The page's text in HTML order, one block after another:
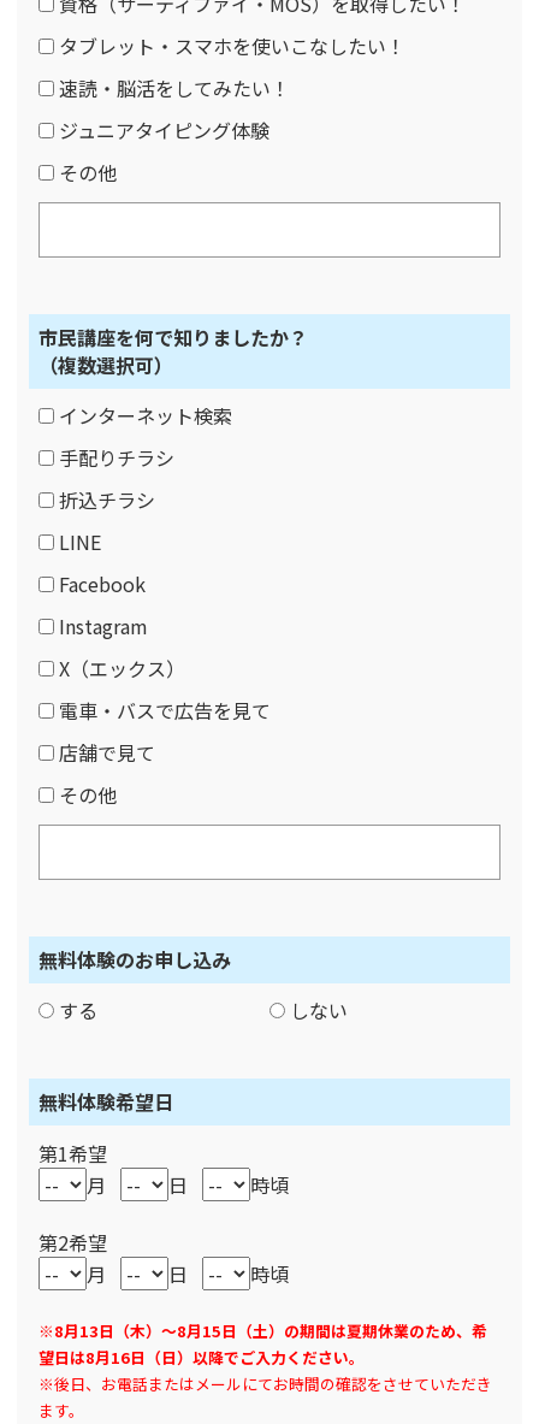
タブレット・スマホを使いこなしたい！
速読・脳活をしてみたい！
ジュニアタイピング体験
その他
市民講座を何で知りましたか？
（複数選択可）
インターネット検索
手配りチラシ
折込チラシ
LINE
Facebook
Instagram
X（エックス）
電車・バスで広告を見て
店舗で見て
その他
無料体験のお申し込み
する
しない
無料体験希望日
第1希望
月
日
時頃
第2希望
月
日 時頃
※8月13日（木）～8月15日（土）の期間は夏期休業のため、希
望日は8月16日（日）以降でご入力ください。
※後日、お電話またはメールにてお時間の確認をさせていただき
ます。